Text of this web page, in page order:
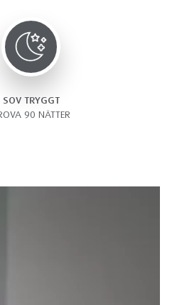
SOV TRYGGT
90 NÄTTER